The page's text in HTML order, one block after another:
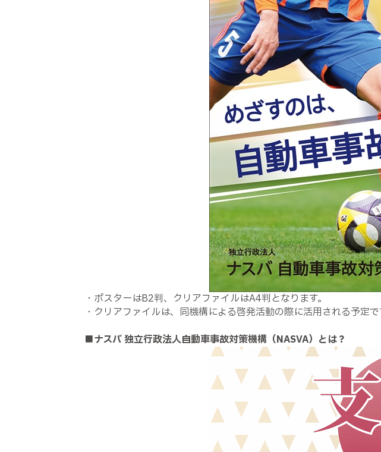
・ポスターはB2判、クリアファイルはA4判となります。
・クリアファイルは、同機構による啓発活動の際に活用される予定で
■ナスバ 独立行政法人自動車事故対策機構（NASVA）とは？